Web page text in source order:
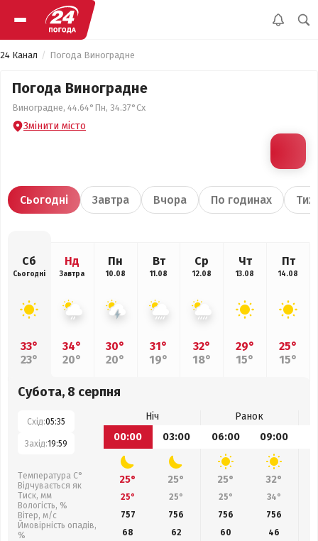
24 Канал Погода Виноградне
Погода Виноградне
Виноградне, 44.64°Пн, 34.37°Сх
Змінити місто
Сьогодні Завтра Вчора По годинах
Сб
Сьогодні
33°
23°
Нд
Завтра
34°
20°
Пн
10.08
30°
20°
Вт
11.08
31°
19°
Ср
12.08
32°
18°
Чт
13.08
29°
15°
Пт
14.08
25°
15°
Субота, 8 серпня
Схід:05:35
Захід:19:59
Температура С°
Відчувається як
Тиск, мм
Вологість, %
Вітер, м/с
Ймовірність опадів,
%
Ніч
Ранок
00:00
03:00 06:00 09:00
25° 25° 25° 32°
25° 25° 25° 34°
757
756 756 756
68
62 60 46